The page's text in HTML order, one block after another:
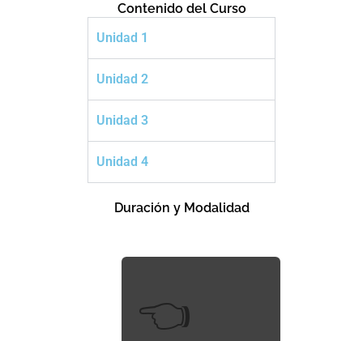
Contenido del Curso
Unidad 1
Unidad 2
Unidad 3
Unidad 4
Duración y Modalidad
👈